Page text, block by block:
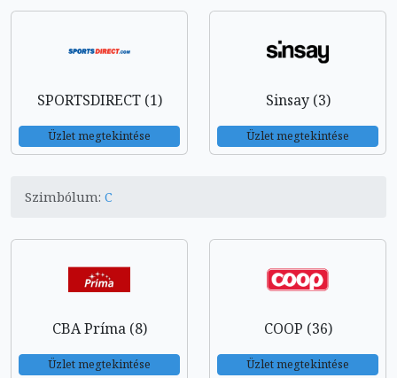
SPORTSDIRECT (1)
Üzlet megtekintése
Sinsay (3)
Üzlet megtekintése
Szimbólum: C
CBA Príma (8)
Üzlet megtekintése
COOP (36)
Üzlet megtekintése